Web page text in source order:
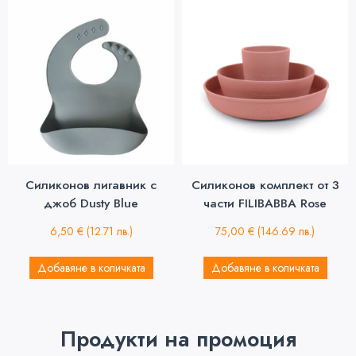
Силиконов лигавник с
джоб Dusty Blue
6,50 € (12.71 лв.)
Добавяне в количката
Силиконов комплект от 3
части FILIBABBA Rose
75,00 € (146.69 лв.)
Добавяне в количката
Продукти на промоция